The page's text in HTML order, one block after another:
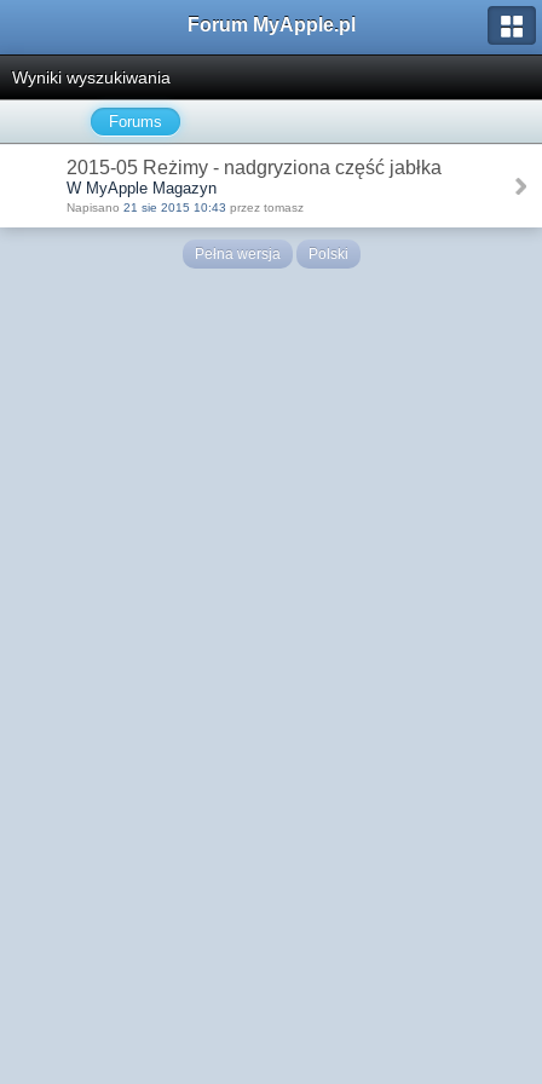
Forum MyApple.pl
Wyniki wyszukiwania
Forums
2015-05 Reżimy - nadgryziona część jabłka
W MyApple Magazyn
Napisano 21 sie 2015 10:43 przez tomasz
Pełna wersja Polski